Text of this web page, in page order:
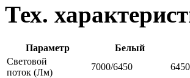
Тех.
Параметр Белый
Световой
поток (Лм)
7000/6450